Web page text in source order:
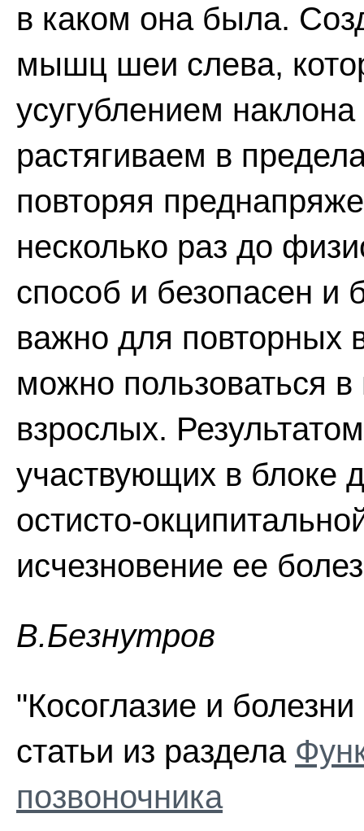
в каком она была.
мышц шеи слева,
усугублением
растягиваем в
повторяя
несколько раз до
способ и безопасен и
важно для повторных
можно пользоваться
взрослых.
участвующих в блоке
остисто-
исчезновение ее
В.Безнутров
"Косоглазие и
статьи из раздела
позвоночника